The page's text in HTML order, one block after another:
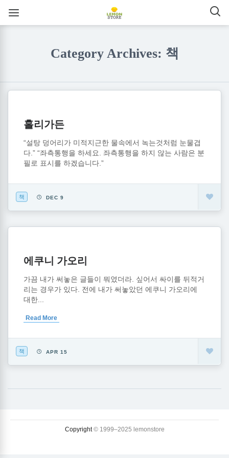
Category Archives: 책
홀리가든
“설탕 덩어리가 미적지근한 물속에서 녹는것처럼 눈물겹
다.” “좌측통행을 하세요. 좌측통행을 하지 않는 사람은 분
필로 표시를 하겠습니다.”
책 DEC 9
에쿠니 가오리
가끔 내가 써놓은 글들이 뭐였더라. 싶어서 싸이를 뒤적거
리는 경우가 있다. 전에 내가 써놓았던 에쿠니 가오리에
대한...
Read More
책 APR 15
Copyright© 1999–2025 lemonstore